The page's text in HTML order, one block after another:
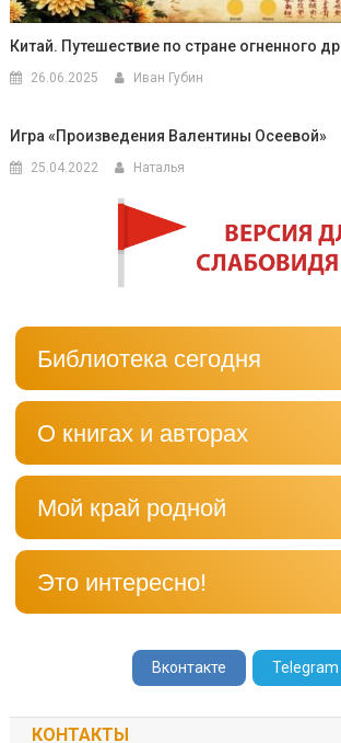
Китай. Путешествие по стране огненного
26.06.2025 Иван Губин
Игра «Произведения Валентины Осеевой»
25.04.2022 Наталья
Библиотека сегодня
О книгах и авторах
Мой край родной
Это интересно!
Вконтакте Telegram
КОНТАКТЫ